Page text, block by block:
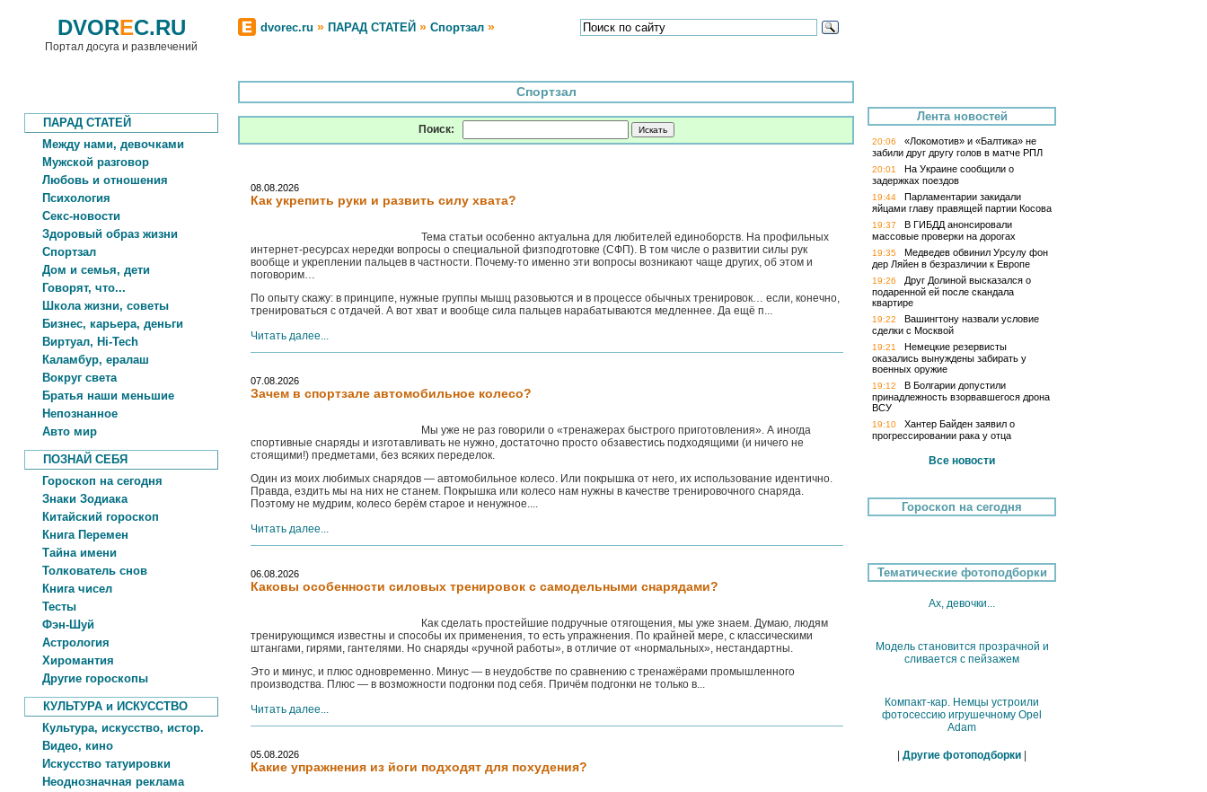
DVOREC.RU
Портал досуга и развлечений
dvorec.ru » ПАРАД СТАТЕЙ » Спортзал »
ПАРАД СТАТЕЙ
Между нами, девочками
Мужской разговор
Любовь и отношения
Психология
Секс-новости
Здоровый образ жизни
Спортзал
Дом и семья, дети
Говорят, что...
Школа жизни, советы
Бизнес, карьера, деньги
Виртуал, Hi-Tech
Каламбур, ералаш
Вокруг света
Братья наши меньшие
Непознанное
Авто мир
ПОЗНАЙ СЕБЯ
Гороскоп на сегодня
Знаки Зодиака
Китайский гороскоп
Книга Перемен
Тайна имени
Толкователь снов
Книга чисел
Тесты
Фэн-Шуй
Астрология
Хиромантия
Другие гороскопы
КУЛЬТУРА и ИСКУССТВО
Культура, искусство, истор.
Видео, кино
Искусство татуировки
Неоднозначная реклама
Спортзал
Поиск:
08.08.2026
Как укрепить руки и развить силу хвата?
Тема статьи особенно актуальна для любителей единоборств. На профильных
интернет-ресурсах нередки вопросы о специальной физподготовке (СФП). В том числе о развитии силы рук
вообще и укреплении пальцев в частности. Почему-то именно эти вопросы возникают чаще других, об этом и
поговорим…
По опыту скажу: в принципе, нужные группы мышц разовьются и в процессе обычных тренировок… если, конечно,
тренироваться с отдачей. А вот хват и вообще сила пальцев нарабатываются медленнее. Да ещё п...
Читать далее...
07.08.2026
Зачем в спортзале автомобильное колесо?
Мы уже не раз говорили о «тренажерах быстрого приготовления». А иногда
спортивные снаряды и изготавливать не нужно, достаточно просто обзавестись подходящими (и ничего не
стоящими!) предметами, без всяких переделок.
Один из моих любимых снарядов — автомобильное колесо. Или покрышка от него, их использование идентично.
Правда, ездить мы на них не станем. Покрышка или колесо нам нужны в качестве тренировочного снаряда.
Поэтому не мудрим, колесо берём старое и ненужное....
Читать далее...
06.08.2026
Каковы особенности силовых тренировок с самодельными снарядами?
Как сделать простейшие подручные отягощения, мы уже знаем. Думаю, людям
тренирующимся известны и способы их применения, то есть упражнения. По крайней мере, с классическими
штангами, гирями, гантелями. Но снаряды «ручной работы», в отличие от «нормальных», нестандартны.
Это и минус, и плюс одновременно. Минус — в неудобстве по сравнению с тренажёрами промышленного
производства. Плюс — в возможности подгонки под себя. Причём подгонки не только в...
Читать далее...
05.08.2026
Какие упражнения из йоги подходят для похудения?
Лента новостей
20:06
«Локомотив» и «Балтика» не
забили друг другу голов в матче РПЛ
20:01
На Украине сообщили о
задержках поездов
19:44
Парламентарии закидали
яйцами главу правящей партии Косова
19:37
В ГИБДД анонсировали
массовые проверки на дорогах
19:35
Медведев обвинил Урсулу фон
дер Ляйен в безразличии к Европе
19:26
Друг Долиной высказался о
подаренной ей после скандала
квартире
19:22
Вашингтону назвали условие
сделки с Москвой
19:21
Немецкие резервисты
оказались вынуждены забирать у
военных оружие
19:12
В Болгарии допустили
принадлежность взорвавшегося дрона
ВСУ
19:10
Хантер Байден заявил о
прогрессировании рака у отца
Все новости
Гороскоп на сегодня
Тематические фотоподборки
Ах, девочки...
Модель становится прозрачной и
сливается с пейзажем
Компакт-кар. Немцы устроили
фотосессию игрушечному Opel
Adam
Другие фотоподборки